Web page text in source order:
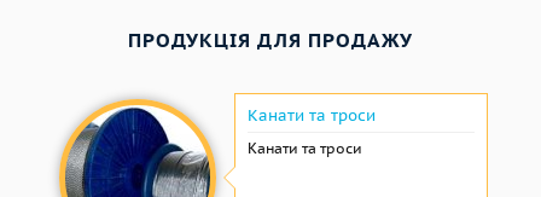
ПРОДУКЦІЯ ДЛЯ ПРОДАЖУ
Канати та троси
Канати та троси